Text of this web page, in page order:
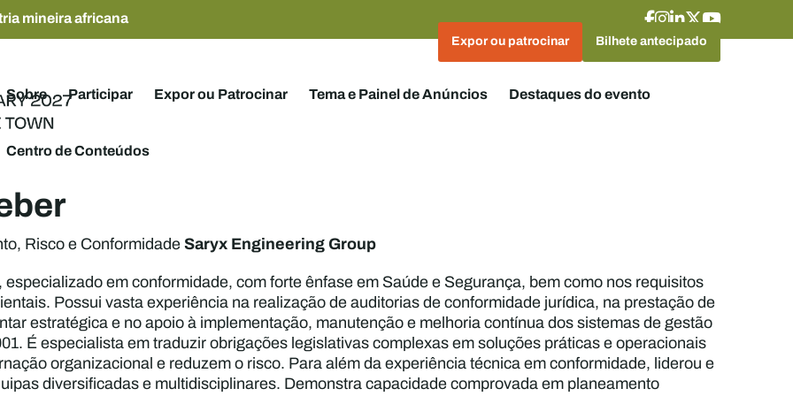
mineira africana
Expor ou patrocinar Bilhete antecipado
Sobre Participar Expor ou Patrocinar Tema e Painel de Anúncios Destaques do evento
Centro de Conteúdos
Risco e ConformidadeSaryx Engineering Group
em conformidade, com forte ênfase em Saúde e Segurança, bem como nos requisitos
Possui vasta experiência na realização de auditorias de conformidade jurídica, na prestação de
estratégica e no apoio à implementação, manutenção e melhoria contínua dos sistemas de gestão
É especialista em traduzir obrigações legislativas complexas em soluções práticas e operacionais
organizacional e reduzem o risco. Para além da experiência técnica em conformidade, liderou e
diversificadas e multidisciplinares. Demonstra capacidade comprovada em planeamento